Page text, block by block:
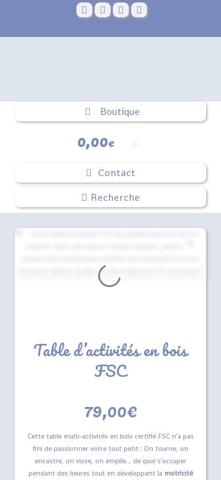
Boutique
0,00€ 0
Contact
Table d’activités en bois
FSC
79,00€
Cette table multi-activités en bois certifié FSC n’a pas
fini de passionner votre tout petit : On tourne, on
encastre, on visse, on empile… de quoi s’occuper
pendant des heures tout en développant la motricité